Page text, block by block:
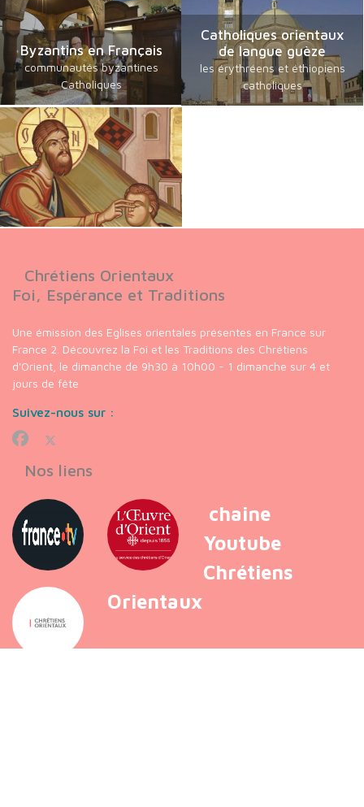
Byzantins en Français
communautés byzantines
Catholiques
Catholiques orientaux
de langue guèze
les érythréens et éthiopiens
catholiques
Chrétiens Orientaux
Foi, Espérance et Traditions
Une émission des Eglises orientales présentes en France sur
France 2. Découvrez la Foi et les Traditions des Chrétiens
d'Orient, le dimanche de 9h30 à 10h00 - 1 dimanche sur 4 et
jours de fête
Suivez-nous sur :
Nos liens
chaine
Youtube
Chrétiens
Orientaux